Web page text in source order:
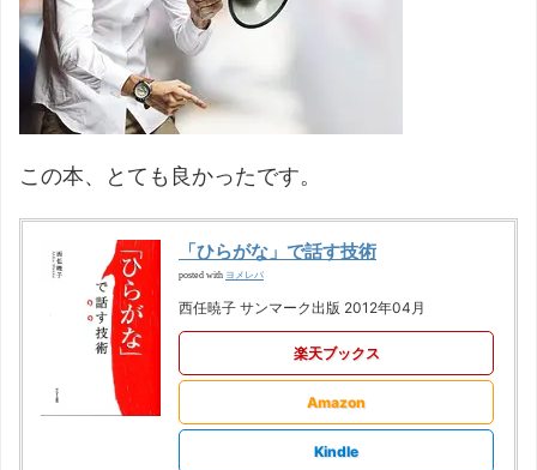
この本、とても良かったです。
「ひらがな」で話す技術
posted with ヨメレバ
西任暁子 サンマーク出版 2012年04月
楽天ブックス
Amazon
Kindle